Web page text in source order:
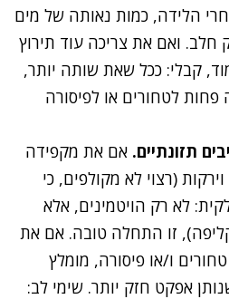
הלידה, כמות נאותה של מים
חלב. ואם את צריכה עוד תירוץ
קבלי: ככל שאת שותה יותר,
פחות לטחורים או לפיסורה
. אם את מקפידה
(רצוי לא מקולפים, כי
לא רק הויטמינים, אלא
זו התחלה טובה. אם את
ו/או פיסורה, מומלץ
אפקט חזק יותר. שימי לב: